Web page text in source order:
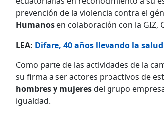
prevención de la violencia contra el
Humanos en colaboración con la GIZ,
LEA: Difare, 40 años llevando la
Como parte de las actividades de la
su firma a ser actores proactivos de
hombres y mujeresdel grupo
igualdad.